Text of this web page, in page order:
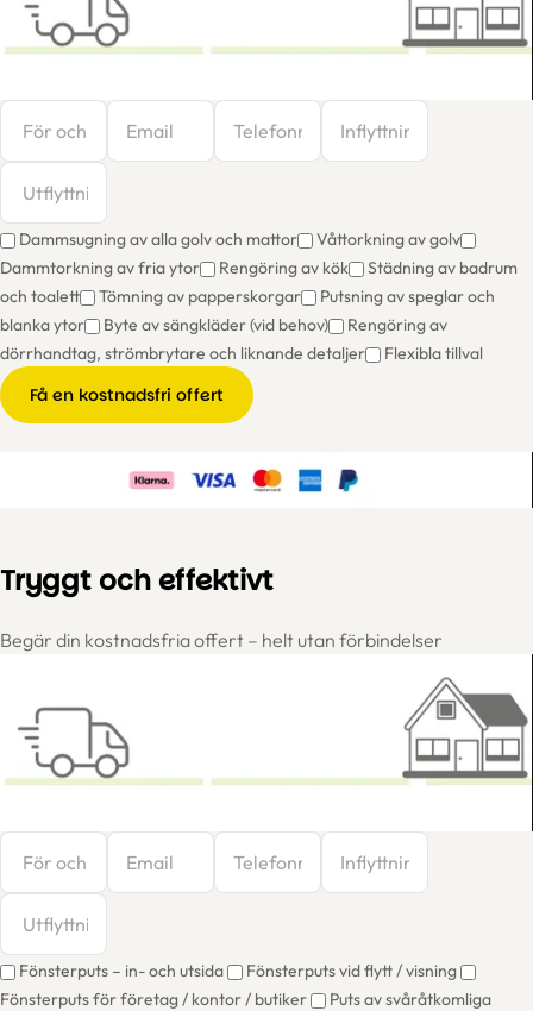
Dammsugning av alla golv och mattor
Våttorkning av golv
Dammtorkning av fria ytor
Rengöring av kök
Städning av badrum
och toalett
Tömning av papperskorgar
Putsning av speglar och
blanka ytor
Byte av sängkläder (vid behov)
Rengöring av
dörrhandtag, strömbrytare och liknande detaljer
Flexibla tillval
Få en kostnadsfri offert
Tryggt och effektivt
Begär din kostnadsfria offert – helt utan förbindelser
Fönsterputs – in- och utsida
Fönsterputs vid flytt / visning
Fönsterputs för företag / kontor / butiker
Puts av svåråtkomliga